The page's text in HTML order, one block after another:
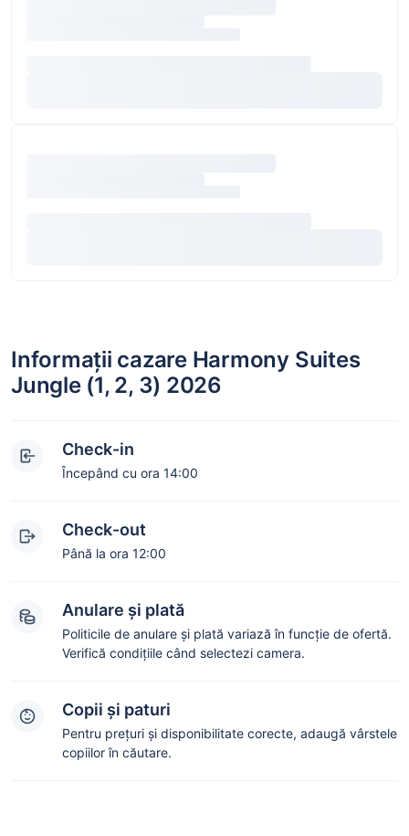
Informații cazare Harmony Suites
Jungle (1, 2, 3) 2026
Check-in
Începând cu ora 14:00
Check-out
Până la ora 12:00
Anulare și plată
Politicile de anulare și plată variază în funcție de ofertă.
Verifică condițiile când selectezi camera.
Copii și paturi
Pentru prețuri și disponibilitate corecte, adaugă vârstele
copiilor în căutare.